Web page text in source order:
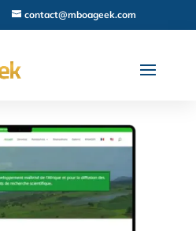
contact@mboageek.com